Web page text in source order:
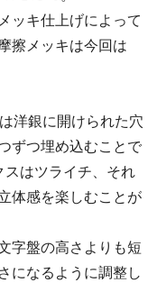
ッキ仕上げによって
擦メッキは今回は
洋銀に開けられた穴
ずつ埋め込むことで
はツライチ、それ
体感を楽しむことが
字盤の高さよりも短
になるように調整し